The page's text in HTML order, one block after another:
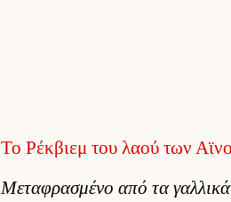
Το Ρέκβιεμ του λαού των
Μεταφρασμένο από τα γαλ­λικά